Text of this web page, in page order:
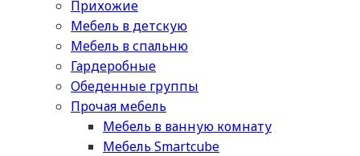
Прихожие
Мебель в детскую
Мебель в спальню
Гардеробные
Обеденные группы
Прочая мебель
Мебель в ванную комнату
Мебель Smartcube